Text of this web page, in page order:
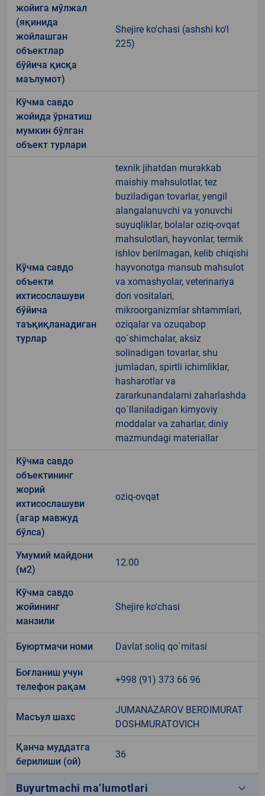
жойига мўлжал
(яқинида
жойлашган
объектлар
бўйича қисқа
маълумот)
Shejire ko'chasi (ashshi ko'l
225)
Кўчма савдо
жойида ўрнатиш
мумкин бўлган
объект турлари
Кўчма савдо
объекти
ихтисослашуви
бўйича
таъқиқланадиган
турлар
texnik jihatdan murakkab
maishiy mahsulotlar, tez
buziladigan tovarlar, yengil
alangalanuvchi va yonuvchi
suyuqliklar, bolalar oziq-ovqat
mahsulotlari, hayvonlar, termik
ishlov berilmagan, kelib chiqishi
hayvonotga mansub mahsulot
va xomashyolar, veterinariya
dori vositalari,
mikroorganizmlar shtammlari,
oziqalar va ozuqabop
qo`shimchalar, aksiz
solinadigan tovarlar, shu
jumladan, spirtli ichimliklar,
hasharotlar va
zararkunandalarni zaharlashda
qo`llaniladigan kimyoviy
moddalar va zaharlar, diniy
mazmundagi materiallar
Кўчма савдо
объектининг
жорий
ихтисослашуви
(агар мавжуд
бўлса)
oziq-ovqat
Умумий майдони
(м2)
12.00
Кўчма савдо
жойининг
манзили
Shejire ko'chasi
Буюртмачи номи Davlat soliq qo`mitasi
Боғланиш учун
телефон рақам
+998 (91) 373 66 96
Масъул шахс
JUMANAZAROV BERDIMURAT
DOSHMURATOVICH
Қанча муддатга
берилиши (ой)
36
Buyurtmachi ma’lumotlari keyboard_arrow_down